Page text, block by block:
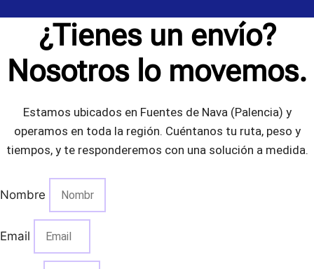
¿Tienes un envío?
Nosotros lo movemos.
Estamos ubicados en Fuentes de Nava (Palencia) y
operamos en toda la región. Cuéntanos tu ruta, peso y
tiempos, y te responderemos con una solución a medida.
Nombre
Email